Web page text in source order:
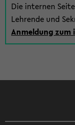
Die internen
Lehrende und
Anmeldung zum